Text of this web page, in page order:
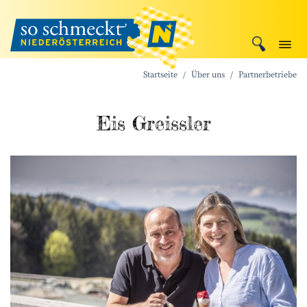
Startseite Über uns Partnerbetriebe
Eis Greissler